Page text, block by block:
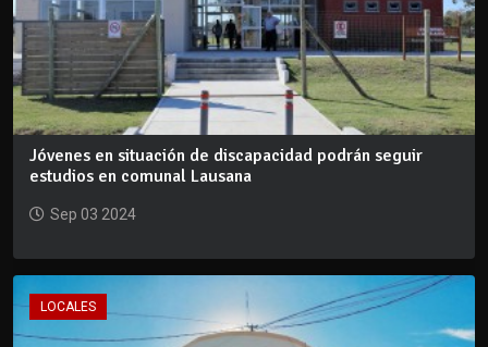
Jóvenes en situación de discapacidad podrán seguir
estudios en comunal Lausana
Sep 03 2024
LOCALES